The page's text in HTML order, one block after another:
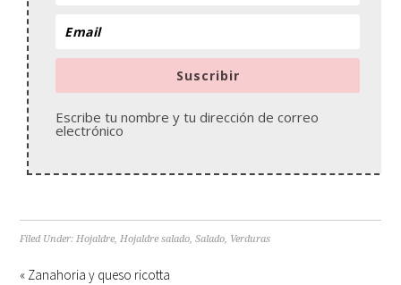
Suscribir
Escribe tu nombre y tu dirección de correo
electrónico
Filed Under:Hojaldre,Hojaldre salado,Salado, Verduras
« Zanahoria y queso ricotta